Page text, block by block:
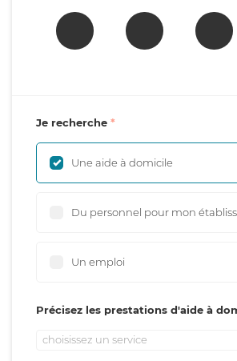
Je recherche
Une aide à domicile
Du personnel pour mon
Un emploi
Précisez les prestations d'aide à
choisissez un service